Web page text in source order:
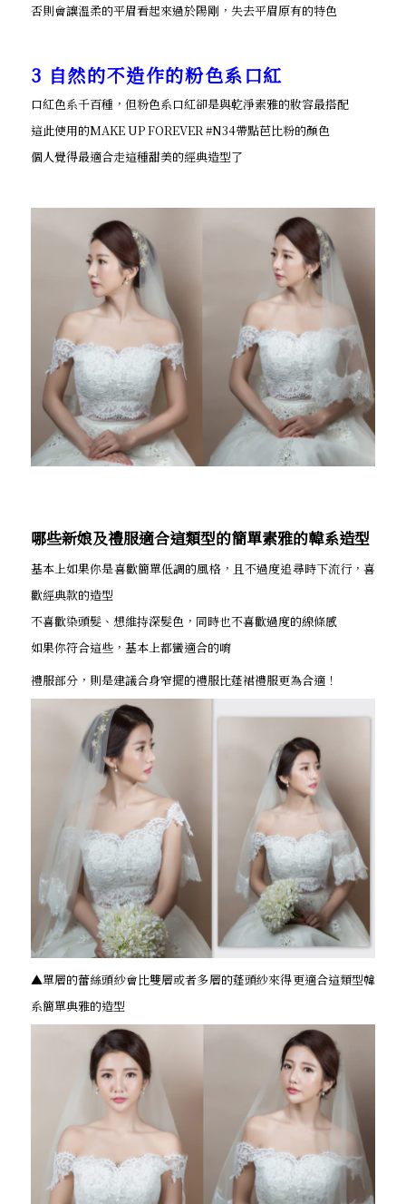
否則會讓溫柔的平眉看起來過於陽剛，失去平眉原有的特色
3 自然的不造作的粉色系口紅
口紅色系千百種，但粉色系口紅卻是與乾淨素雅的妝容最搭配
這此使用的MAKE UP FOREVER #N34帶點芭比粉的顏色
個人覺得最適合走這種甜美的經典造型了
哪些新娘及禮服適合這類型的簡單素雅的韓系造型
基本上如果你是喜歡簡單低調的風格，且不過度追尋時下流行，喜
歡經典款的造型
不喜歡染頭髮、想維持深髮色，同時也不喜歡過度的線條感
如果你符合這些，基本上都蠻適合的唷
禮服部分，則是建議合身窄擺的禮服比蓬裙禮服更為合適！
▲單層的蕾絲頭紗會比雙層或者多層的蓬頭紗來得更適合這類型韓
系簡單典雅的造型